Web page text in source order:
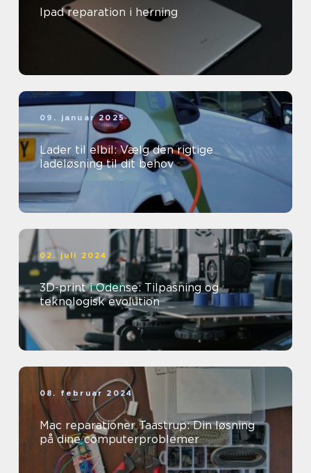
Ipad reparation i herning
09. januar 2025
Lader til elbil: Vælg den rigtige
ladeløsning til dit behov
02. juli 2024
3D-print i Odense: Tilpasning og
teknologisk evolution
08. februar 2024
Mac reparationer Taastrup: Din løsning
på dine computerproblemer